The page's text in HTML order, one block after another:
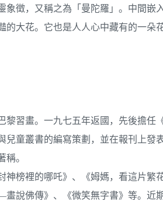
象徵，又稱之為「曼陀羅」。中間嵌
大花。它也是人人心中藏有的一朵花
習畫。一九七五年返國，先後擔任
兒童叢書的編寫策劃，並在報刊上發
。
榜裡的哪吒》、《姆媽，看這片繁
佛傳》、《微笑無字書》等。近期